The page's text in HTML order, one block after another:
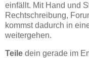
einfällt. Mit Hand und
Rechtschreibung,
kommst dadurch in
weitergehen.
Teile dein gerade im